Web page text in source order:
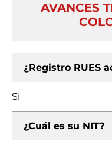
AVANCES
¿Registro RUES
Si
¿Cuál es su NIT?